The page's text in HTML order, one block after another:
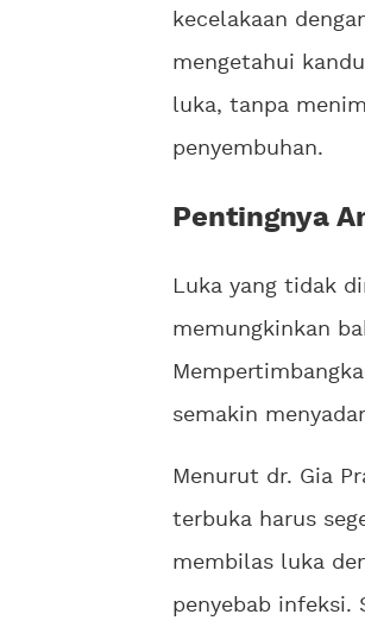
kecelakaan
mengetahui
luka, tanpa
penyembuhan.
Pentingnya
Luka yang tidak
memungkinkan
semakin
Menurut dr. Gia
terbuka harus
membilas luka
penyebab infeksi.